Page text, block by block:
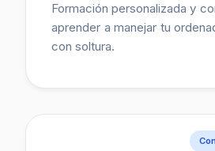
Formación personalizada y
aprender a manejar tu
con soltura.